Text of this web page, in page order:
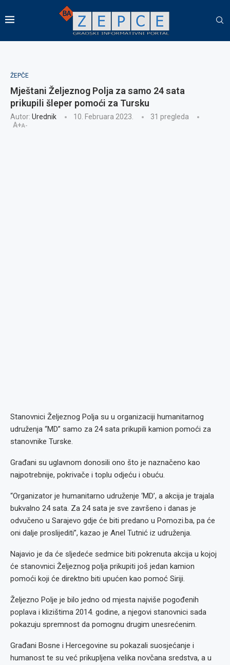
ŽEPČE
Mještani Željeznog Polja za samo 24 sata
prikupili šleper pomoći za Tursku
Autor: Urednik 10. Februara 2023. 31 pregleda
A+A-
Stanovnici Željeznog Polja su u organizaciji humanitarnog
udruženja “MD” samo za 24 sata prikupili kamion pomoći za
stanovnike Turske.
Građani su uglavnom donosili ono što je naznačeno kao
najpotrebnije, pokrivače i toplu odjeću i obuću.
“Organizator je humanitarno udruženje ‘MD’, a akcija je trajala
bukvalno 24 sata. Za 24 sata je sve završeno i danas je
odvučeno u Sarajevo gdje će biti predano u Pomozi.ba, pa će
oni dalje proslijediti”, kazao je Anel Tutnić iz udruženja.
Najavio je da će sljedeće sedmice biti pokrenuta akcija u kojoj
će stanovnici Željeznog polja prikupiti još jedan kamion
pomoći koji će direktno biti upućen kao pomoć Siriji.
Željezno Polje je bilo jedno od mjesta najviše pogođenih
poplava i klizištima 2014. godine, a njegovi stanovnici sada
pokazuju spremnost da pomognu drugim unesrećenim.
Građani Bosne i Hercegovine su pokazali suosjećanje i
humanost te su već prikupljena velika novčana sredstva, a u